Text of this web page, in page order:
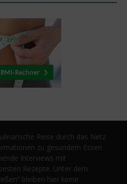
Reise durch das Netz
zu gesundem Essen
Interviews mit
Rezepte. Unter dem
bleiben hier keine